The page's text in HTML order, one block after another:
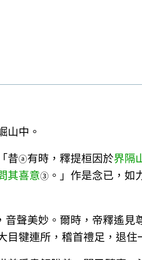
山中。
昔ⓐ有時，釋提桓因於界隔
其喜意③ 。」作是念已，如
音聲美妙。爾時，帝釋遙見
犍連所，稽首禮足，退住